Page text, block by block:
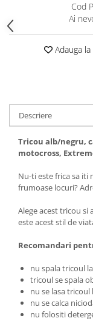
Tricouri biciclisti
Tricouri biciclisti
Tricouri biciclisti
Tricouri skateboard
Tricouri yoga
Cod
Ai
Adauga la
Descriere
Tricou alb/negru,
motocross,
Nu-ti este frica sa iti
frumoase locuri?
Alege acest tricou
este acest stil de
Recomandari
nu spala tricoul
tricoul se spala
nu se lasa
nu se calca
nu folositi